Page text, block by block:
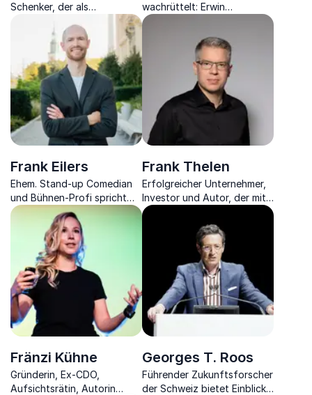
Schenker, der als
Ventures & Innovation die
Logistik vorantreibt.
wachrüttelt: Erwin
Markowsky zeigt, wie
angreifbar unsere digitale
Welt wirklich ist.
Frank Eilers
Ehem. Stand-up Comedian
und Bühnen-Profi spricht
mit viel Humor über
Innovation, New Work,
Digitalisierung und KI.
Frank Thelen
Erfolgreicher Unternehmer,
Investor und Autor, der mit
seinen Erfahrungen aus der
Startup-Welt inspiriert.
Fränzi Kühne
Gründerin, Ex-CDO,
Aufsichtsrätin, Autorin
Georges T. Roos
Führender Zukunftsforscher
der Schweiz bietet Einblicke